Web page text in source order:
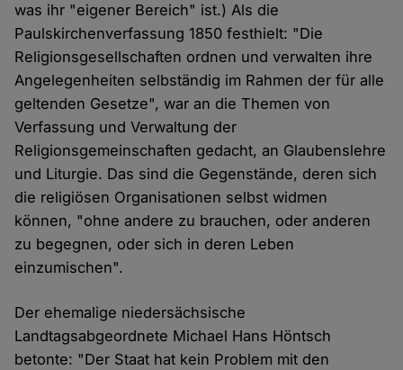
was ihr "eigener Bereich" ist.) Als die
Paulskirchenverfassung 1850 festhielt: "Die
Religionsgesellschaften ordnen und verwalten ihre
Angelegenheiten selbständig im Rahmen der für alle
geltenden Gesetze", war an die Themen von
Verfassung und Verwaltung der
Religionsgemeinschaften gedacht, an Glaubenslehre
und Liturgie. Das sind die Gegenstände, deren sich
die religiösen Organisationen selbst widmen
können, "ohne andere zu brauchen, oder anderen
zu begegnen, oder sich in deren Leben
einzumischen".
Der ehemalige niedersächsische
Landtagsabgeordnete Michael Hans Höntsch
betonte: "Der Staat hat kein Problem mit den